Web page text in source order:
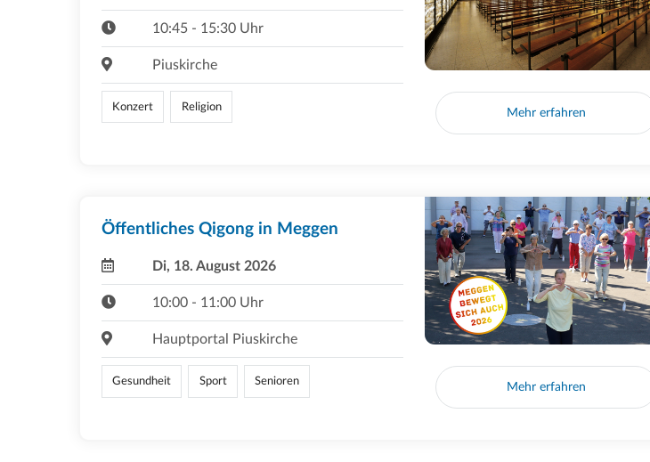
10:45 - 15:30 Uhr
Piuskirche
Konzert Religion Mehr erfahren
Öffentliches Qigong in Meggen
Di, 18. August 2026
10:00 - 11:00 Uhr
Hauptportal Piuskirche
Gesundheit Sport Senioren Mehr erfahren